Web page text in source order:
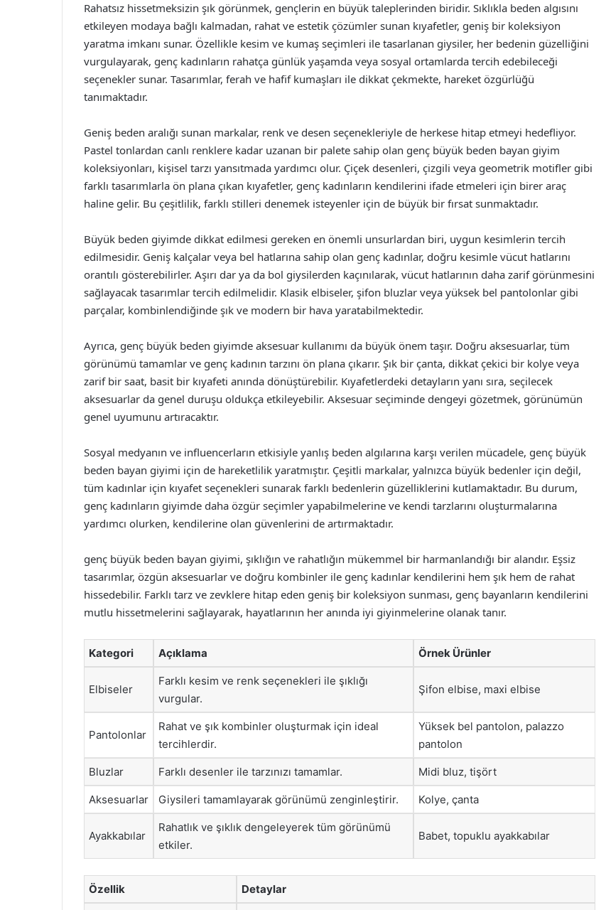
Rahatsız hissetmeksizin şık görünmek, gençlerin en büyük taleplerinden biridir. Sıklıkla beden algısını
etkileyen modaya bağlı kalmadan, rahat ve estetik çözümler sunan kıyafetler, geniş bir koleksiyon
yaratma imkanı sunar. Özellikle kesim ve kumaş seçimleri ile tasarlanan giysiler, her bedenin güzelliğini
vurgulayarak, genç kadınların rahatça günlük yaşamda veya sosyal ortamlarda tercih edebileceği
seçenekler sunar. Tasarımlar, ferah ve hafif kumaşları ile dikkat çekmekte, hareket özgürlüğü
tanımaktadır.
Geniş beden aralığı sunan markalar, renk ve desen seçenekleriyle de herkese hitap etmeyi hedefliyor.
Pastel tonlardan canlı renklere kadar uzanan bir palete sahip olan genç büyük beden bayan giyim
koleksiyonları, kişisel tarzı yansıtmada yardımcı olur. Çiçek desenleri, çizgili veya geometrik motifler gibi
farklı tasarımlarla ön plana çıkan kıyafetler, genç kadınların kendilerini ifade etmeleri için birer araç
haline gelir. Bu çeşitlilik, farklı stilleri denemek isteyenler için de büyük bir fırsat sunmaktadır.
Büyük beden giyimde dikkat edilmesi gereken en önemli unsurlardan biri, uygun kesimlerin tercih
edilmesidir. Geniş kalçalar veya bel hatlarına sahip olan genç kadınlar, doğru kesimle vücut hatlarını
orantılı gösterebilirler. Aşırı dar ya da bol giysilerden kaçınılarak, vücut hatlarının daha zarif görünmesini
sağlayacak tasarımlar tercih edilmelidir. Klasik elbiseler, şifon bluzlar veya yüksek bel pantolonlar gibi
parçalar, kombinlendiğinde şık ve modern bir hava yaratabilmektedir.
Ayrıca, genç büyük beden giyimde aksesuar kullanımı da büyük önem taşır. Doğru aksesuarlar, tüm
görünümü tamamlar ve genç kadının tarzını ön plana çıkarır. Şık bir çanta, dikkat çekici bir kolye veya
zarif bir saat, basit bir kıyafeti anında dönüştürebilir. Kıyafetlerdeki detayların yanı sıra, seçilecek
aksesuarlar da genel duruşu oldukça etkileyebilir. Aksesuar seçiminde dengeyi gözetmek, görünümün
genel uyumunu artıracaktır.
Sosyal medyanın ve influencerların etkisiyle yanlış beden algılarına karşı verilen mücadele, genç büyük
beden bayan giyimi için de hareketlilik yaratmıştır. Çeşitli markalar, yalnızca büyük bedenler için değil,
tüm kadınlar için kıyafet seçenekleri sunarak farklı bedenlerin güzelliklerini kutlamaktadır. Bu durum,
genç kadınların giyimde daha özgür seçimler yapabilmelerine ve kendi tarzlarını oluşturmalarına
yardımcı olurken, kendilerine olan güvenlerini de artırmaktadır.
genç büyük beden bayan giyimi, şıklığın ve rahatlığın mükemmel bir harmanlandığı bir alandır. Eşsiz
tasarımlar, özgün aksesuarlar ve doğru kombinler ile genç kadınlar kendilerini hem şık hem de rahat
hissedebilir. Farklı tarz ve zevklere hitap eden geniş bir koleksiyon sunması, genç bayanların kendilerini
mutlu hissetmelerini sağlayarak, hayatlarının her anında iyi giyinmelerine olanak tanır.
Kategori Açıklama Örnek Ürünler
Elbiseler
Farklı kesim ve renk seçenekleri ile şıklığı
vurgular.
Şifon elbise, maxi elbise
Pantolonlar
Rahat ve şık kombinler oluşturmak için ideal
tercihlerdir.
Yüksek bel pantolon, palazzo
pantolon
Bluzlar Farklı desenler ile tarzınızı tamamlar. Midi bluz, tişört
Aksesuarlar Giysileri tamamlayarak görünümü zenginleştirir. Kolye, çanta
Ayakkabılar
Rahatlık ve şıklık dengeleyerek tüm görünümü
etkiler.
Babet, topuklu ayakkabılar
Özellik Detaylar